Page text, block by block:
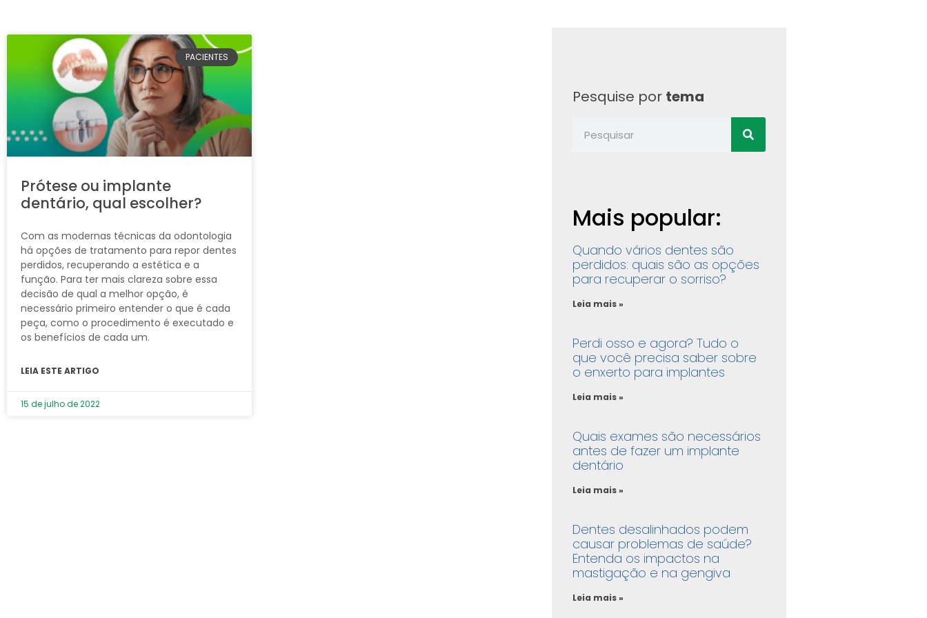
PACIENTES
Prótese ou implante
dentário, qual escolher?
Com as modernas técnicas da odontologia
há opções de tratamento para repor dentes
perdidos, recuperando a estética e a
função. Para ter mais clareza sobre essa
decisão de qual a melhor opção, é
necessário primeiro entender o que é cada
peça, como o procedimento é executado e
os benefícios de cada um.
LEIA ESTE ARTIGO
15 de julho de 2022
Pesquise por tema
Mais popular:
Quando vários dentes são
perdidos: quais são as opções
para recuperar o sorriso?
Leia mais »
Perdi osso e agora? Tudo o
que você precisa saber sobre
o enxerto para implantes
Leia mais »
Quais exames são necessários
antes de fazer um implante
dentário
Leia mais »
Dentes desalinhados podem
causar problemas de saúde?
Entenda os impactos na
mastigação e na gengiva
Leia mais »